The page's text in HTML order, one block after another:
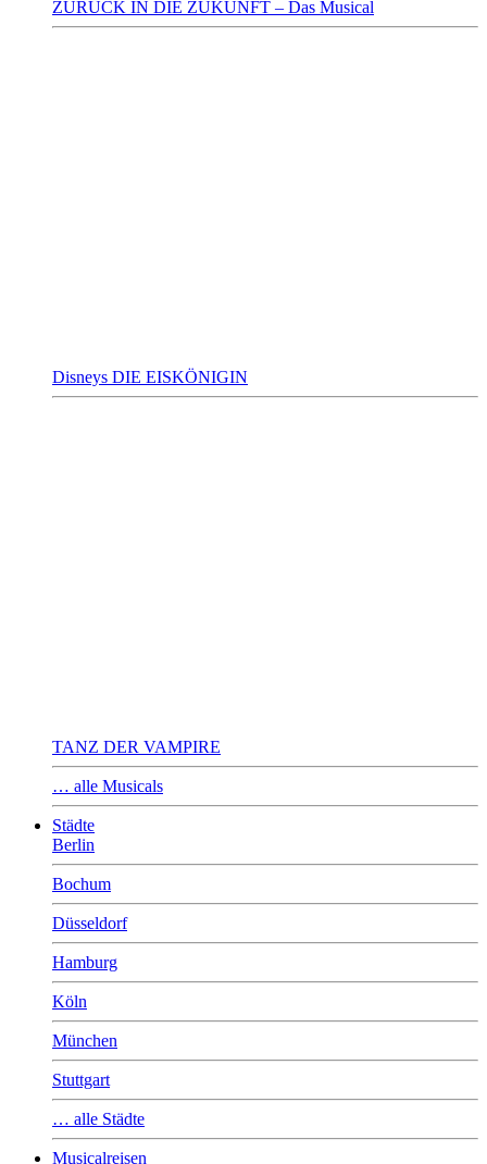
ZURÜCK IN DIE ZUKUNFT – Das Musical
Disneys DIE EISKÖNIGIN
TANZ DER VAMPIRE
… alle Musicals
Städte
Berlin
Bochum
Düsseldorf
Hamburg
Köln
München
Stuttgart
… alle Städte
Musicalreisen